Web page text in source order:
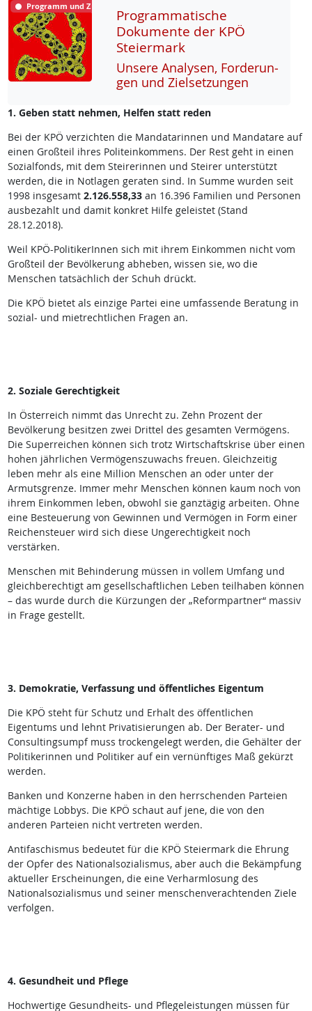
Programm und Ziele
Programmatische
Dokumente der KPÖ
Steiermark
Un­se­re Ana­ly­sen, For­de­run­
gen und Ziel­set­zun­gen
1. Geben statt nehmen, Helfen statt reden
Bei der KPÖ verzichten die Mandatarinnen und Mandatare auf
einen Großteil ihres Politeinkommens. Der Rest geht in einen
Sozialfonds, mit dem Steirerinnen und Steirer unterstützt
werden, die in Notlagen geraten sind. In Summe wurden seit
1998 insgesamt 2.126.558,33 an 16.396 Familien und Personen
ausbezahlt und damit konkret Hilfe geleistet (Stand
28.12.2018).
Weil KPÖ-PolitikerInnen sich mit ihrem Einkommen nicht vom
Großteil der Bevölkerung abheben, wissen sie, wo die
Menschen tatsächlich der Schuh drückt.
Die KPÖ bietet als einzige Partei eine umfassende Beratung in
sozial- und mietrechtlichen Fragen an.
2. Soziale Gerechtigkeit
In Österreich nimmt das Unrecht zu. Zehn Prozent der
Bevölkerung besitzen zwei Drittel des gesamten Vermögens.
Die Superreichen können sich trotz Wirtschaftskrise über einen
hohen jährlichen Vermögenszuwachs freuen. Gleichzeitig
leben mehr als eine Million Menschen an oder unter der
Armutsgrenze. Immer mehr Menschen können kaum noch von
ihrem Einkommen leben, obwohl sie ganztägig arbeiten. Ohne
eine Besteuerung von Gewinnen und Vermögen in Form einer
Reichensteuer wird sich diese Ungerechtigkeit noch
verstärken.
Menschen mit Behinderung müssen in vollem Umfang und
gleichberechtigt am gesellschaftlichen Leben teilhaben können
– das wurde durch die Kürzungen der „Reformpartner“ massiv
in Frage gestellt.
3. Demokratie, Verfassung und öffentliches Eigentum
Die KPÖ steht für Schutz und Erhalt des öffentlichen
Eigentums und lehnt Privatisierungen ab. Der Berater- und
Consultingsumpf muss trockengelegt werden, die Gehälter der
Politikerinnen und Politiker auf ein vernünftiges Maß gekürzt
werden.
Banken und Konzerne haben in den herrschenden Parteien
mächtige Lobbys. Die KPÖ schaut auf jene, die von den
anderen Parteien nicht vertreten werden.
Antifaschismus bedeutet für die KPÖ Steiermark die Ehrung
der Opfer des Nationalsozialismus, aber auch die Bekämpfung
aktueller Erscheinungen, die eine Verharmlosung des
Nationalsozialismus und seiner menschenverachtenden Ziele
verfolgen.
4. Gesundheit und Pflege
Hochwertige Gesundheits- und Pflegeleistungen müssen für